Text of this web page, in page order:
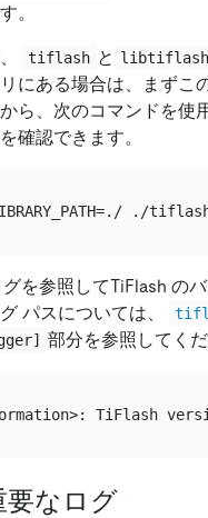
。
tiflash と
にある場合は、まずこ
ら、次のコマンドを使
確認できます。
を参照してTiFlash の
パスについては、
部分を参照してく
要なログ